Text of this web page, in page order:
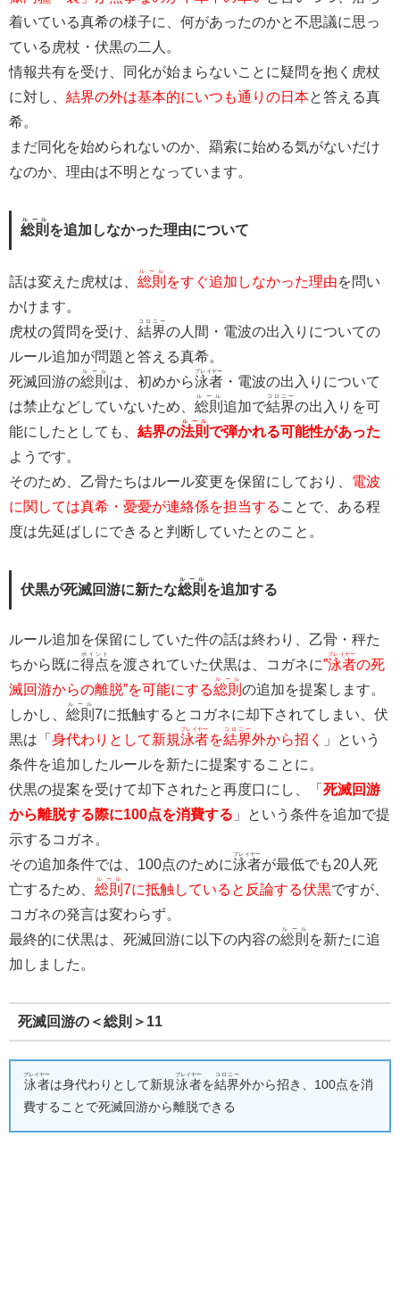
着いている真希の様子に、何があったのかと不思議に思っ
ている虎杖・伏黒の二人。
情報共有を受け、同化が始まらないことに疑問を抱く虎杖
に対し、 結界の外は基本的にいつも通りの日本と答える真
希。
まだ同化を始められないのか、羂索に始める気がないだけ
なのか、理由は不明となっています。
総則
ルール
を追加しなかった理由について
話は変えた虎杖は、 総則
ルール
をすぐ追加しなかった理由を問い
かけます。
虎杖の質問を受け、 結界
コロニー
の人間・電波の出入りについての
ルール追加が問題と答える真希。
死滅回游の総則
ルール
は、初めから泳者
プレイヤー
・電波の出入りについて
は禁止などしていないため、 総則
ルール
追加で結界
コロニー
の出入りを可
能にしたとしても、 結界の法則
ルール
で弾かれる可能性があった
ようです。
そのため、乙骨たちはルール変更を保留にしており、 電波
に関しては真希・憂憂が連絡係を担当する ことで、ある程
度は先延ばしにできると判断していたとのこと。
伏黒が死滅回游に新たな総則
ルール
を追加する
ルール追加を保留にしていた件の話は終わり、乙骨・秤た
ちから既に得点
ポイント
を渡されていた伏黒は、コガネに”泳者
プレイヤー
の死
滅回游からの離脱”を可能にする総則
ルール
の追加を提案します。
しかし、 総則
ルール
7に抵触するとコガネに却下されてしまい、伏
黒は「 身代わりとして新規泳者
プレイヤー
を結界
コロニー
外から招く
」という
条件を追加したルールを新たに提案することに。
伏黒の提案を受けて却下されたと再度口にし、「 死滅回游
から離脱する際に100点を消費する 」という条件を追加で提
示するコガネ。
その追加条件では、100点のために泳者
プレイヤー
が最低でも20人死
亡するため、 総則
ルール
7に抵触していると反論する伏黒ですが、
コガネの発言は変わらず。
最終的に伏黒は、死滅回游に以下の内容の総則
ルール
を新たに追
加しました。
死滅回游の＜総則＞11
泳者
プレイヤー
は身代わりとして新規泳者
プレイヤー
を結界
コロニー
外から招き、100点を消
費することで死滅回游から離脱できる